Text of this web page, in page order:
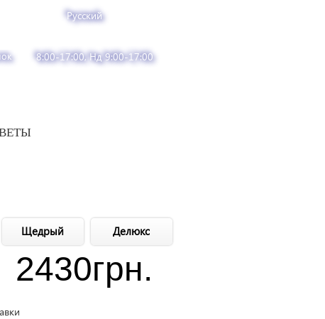
Русский
8:00-17:00, Нд 9:00-17:00
Щедрый Делюкс
2430грн.